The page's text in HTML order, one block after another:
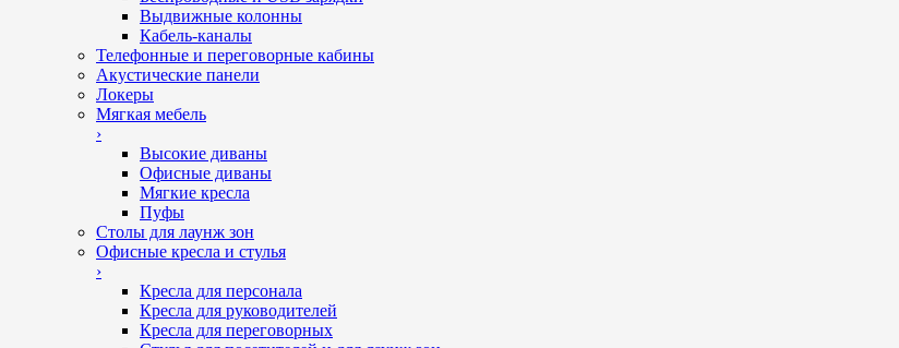
Выдвижные колонны
Кабель-каналы
Телефонные и переговорные кабины
Акустические панели
Локеры
Мягкая мебель
›
Высокие диваны
Офисные диваны
Мягкие кресла
Пуфы
Столы для лаунж зон
Офисные кресла и стулья
›
Кресла для персонала
Кресла для руководителей
Кресла для переговорных